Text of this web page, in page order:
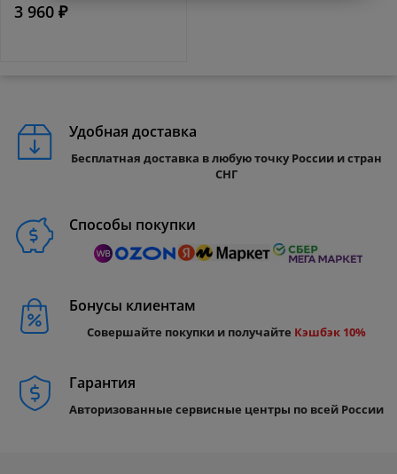
3 960 ₽
Удобная доставка
Бесплатная доставка в любую точку России и стран
СНГ
Способы покупки
Бонусы клиентам
Совершайте покупки и получайте Кэшбэк 10%
Гарантия
Авторизованные сервисные центры по всей России